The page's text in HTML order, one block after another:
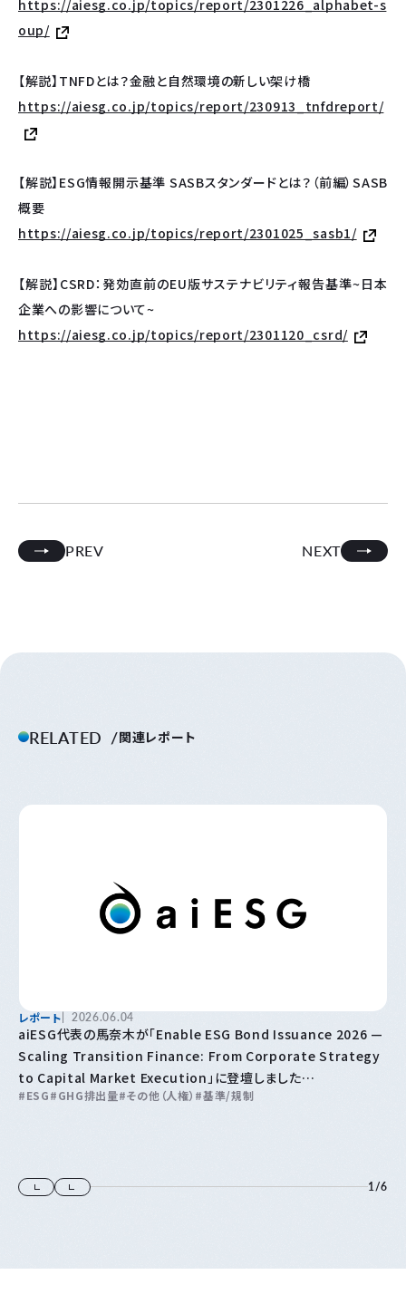
https://aiesg.co.jp/topics/report/2301226_alphabet-s
oup/
【解説】TNFDとは？金融と自然環境の新しい架け橋
https://aiesg.co.jp/topics/report/230913_tnfdreport/
【解説】ESG情報開示基準 SASBスタンダードとは？（前編）SASB
概要
https://aiesg.co.jp/topics/report/2301025_sasb1/
【解説】CSRD：発効直前のEU版サステナビリティ報告基準~日本
企業への影響について~
https://aiesg.co.jp/topics/report/2301120_csrd/
PREV NEXT
RELATED 関連レポート
レポート 2026.06.04
aiESG代表の馬奈木が「Enable ESG Bond Issuance 2026 —
Scaling Transition Finance: From Corporate Strategy
to Capital Market Execution」に登壇しました
ESG債発行の実現 2026〜トランジションファイナンスの拡大：企
ESG GHG排出量 その他（人権） 基準/規制
1/6